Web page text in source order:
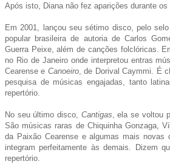
Após isto, Diana não fez aparições durante os
Em 2001, lançou seu sétimo disco, pelo
popular brasileira de autoria de Carlos
Guerra Peixe, além de canções folclóricas.
no Rio de Janeiro onde interpretou entras
Cearense e Canoeiro, de Dorival Caymmi. É
pesquisa de músicas engajadas, tanto
repertório.
No seu último disco, Cantigas , ela se voltou
São músicas raras de Chiquinha Gonzaga,
da Paixão Cearense e algumas mais
integram perfeitamente às demais. Dizem
repertório.